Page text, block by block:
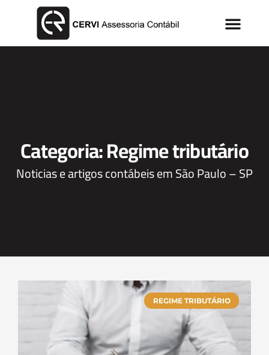
Categoria: Regime tributário
Noticias e artigos contábeis em São Paulo – SP
REGIME TRIBUTÁRIO